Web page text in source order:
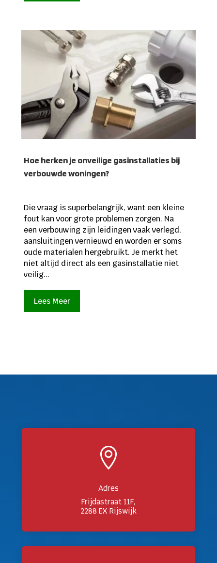
Hoe herken je onveilige gasinstallaties bij
verbouwde woningen?
Die vraag is superbelangrijk, want een kleine
fout kan voor grote problemen zorgen. Na
een verbouwing zijn leidingen vaak verlegd,
aansluitingen vernieuwd en worden er soms
oude materialen hergebruikt. Je merkt het
niet altijd direct als een gasinstallatie niet
veilig...
Lees Meer

Adres
Frijdastraat 11F,
2288 EX Rijswijk